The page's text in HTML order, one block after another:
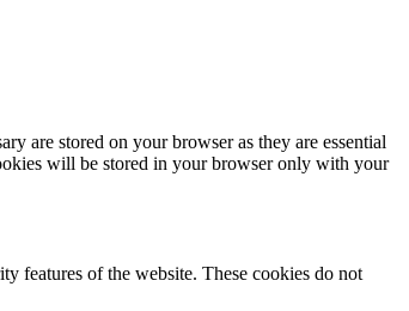
are stored on your browser as they are essential
will be stored in your browser only with your
features of the website. These cookies do not